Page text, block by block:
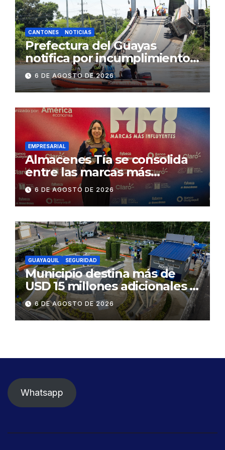
CANTONES NOTICIAS
Prefectura del Guayas
notifica por incumplimiento
contractual a la
Concesionaria CONORTE y
exige celeridad en
desmontaje del puente
Gonzalo Icaza Cornejo, en
Daule
6 DE AGOSTO DE 2026
EMPRESARIAL
Almacenes Tía se consolida
entre las marcas más
influyentes del Ecuador
6 DE AGOSTO DE 2026
GUAYAQUIL SEGURIDAD
Municipio destina más de
USD 15 millones adicionales a
SEGURA EP para fortalecer la
seguridad ciudadana
6 DE AGOSTO DE 2026
Whatsapp